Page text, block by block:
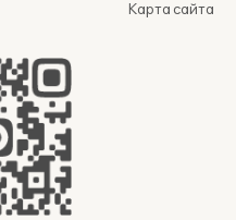
Карта сайта